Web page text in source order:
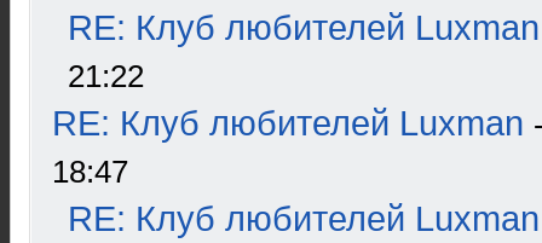
RE: Клуб любителей Luxman
21:22
RE: Клуб любителей Luxman
18:47
RE: Клуб любителей Luxman